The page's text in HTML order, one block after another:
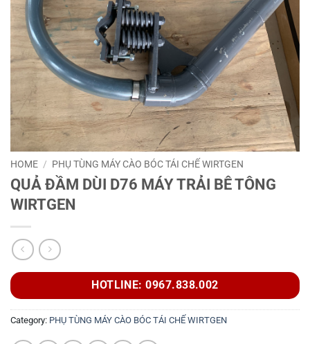
HOME / PHỤ TÙNG MÁY CÀO BÓC TÁI CHẾ WIRTGEN
QUẢ ĐẦM DÙI D76 MÁY TRẢI BÊ TÔNG
WIRTGEN
HOTLINE: 0967.838.002
Category: PHỤ TÙNG MÁY CÀO BÓC TÁI CHẾ WIRTGEN